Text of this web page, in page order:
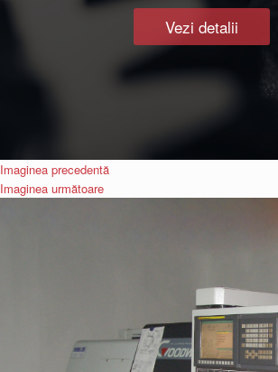
Vezi detalii
Imaginea precedentă
Imaginea următoare